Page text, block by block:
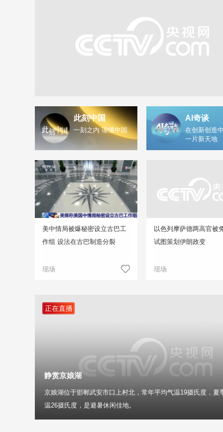
此刻中国
一刻之内 读懂中国
AI奇谈
在创新创造
一片新天地
美中情局被爆秘密设立古巴工
作组 设法在古巴制造分裂
现场
以色列摩萨德两高官被
试图策划伊朗政变
现场
正在直播
静赏京娘湖
京娘湖位于邯郸武安市口上村北，常年平均气温19摄氏度，夏
温26摄氏度，是避暑休闲佳地。